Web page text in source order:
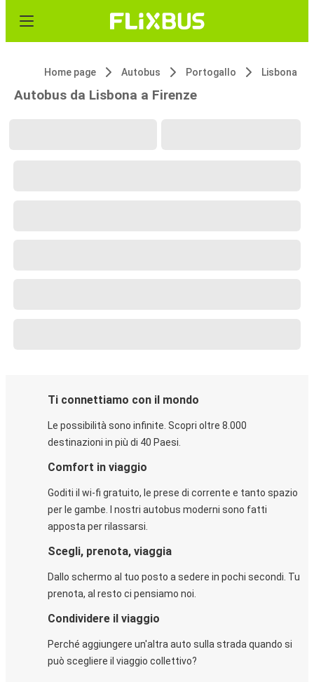
Home page Autobus Portogallo Lisbona
Autobus da Lisbona a Firenze
Ti connettiamo con il mondo
Le possibilità sono infinite. Scopri oltre 8.000
destinazioni in più di 40 Paesi.
Comfort in viaggio
Goditi il wi-fi gratuito, le prese di corrente e tanto spazio
per le gambe. I nostri autobus moderni sono fatti
apposta per rilassarsi.
Scegli, prenota, viaggia
Dallo schermo al tuo posto a sedere in pochi secondi. Tu
prenota, al resto ci pensiamo noi.
Condividere il viaggio
Perché aggiungere un'altra auto sulla strada quando si
può scegliere il viaggio collettivo?